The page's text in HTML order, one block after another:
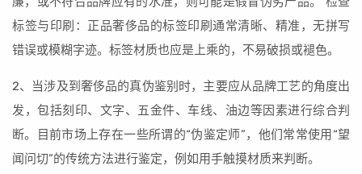
标签与印刷：正品奢侈品的标签印刷通常清晰、精准，无拼写
错误或模糊字迹。标签材质也应是上乘的，不易破损或褪色。
2、当涉及到奢侈品的真伪鉴别时，主要应从品牌工艺的角度出
发，包括刻印、文字、五金件、车线、油边等因素进行综合判
断。目前市场上存在一些所谓的“伪鉴定师”，他们常常使用“望
闻问切”的传统方法进行鉴定，例如用手触摸材质来判断。